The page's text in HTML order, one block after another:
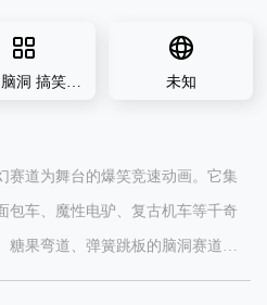
脑洞 搞笑 未知
赛道为舞台的爆笑竞速动画。它集
包车、魔性电驴、复古机车等千奇
果弯道、弹簧跳板的脑洞赛道开
速形式、鲜亮明快的画风，让观众